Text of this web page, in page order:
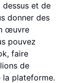
dessus et de
donner des
œuvre
pouvez
faire
de
plateforme.